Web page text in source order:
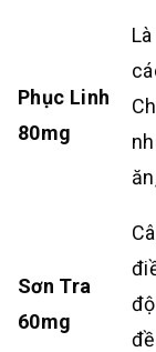
Phục Linh
80mg
Sơn Tra
60mg